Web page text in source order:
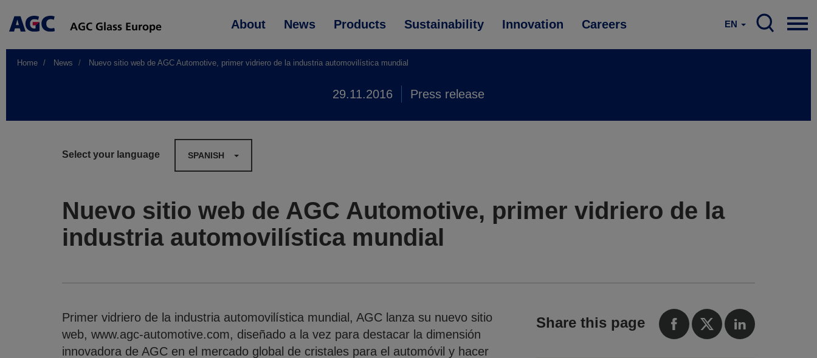
Main
About News Products Sustainability Innovation Careers EN
Home News Nuevo sitio web de AGC Automotive, primer vidriero de la industria automovilística mundial
29.11.2016 Press release
Select your language SPANISH
Nuevo sitio web de AGC Automotive, primer vidriero de la
industria automovilística mundial
Primer vidriero de la industria automovilística mundial, AGC lanza su nuevo sitio
web, www.agc-automotive.com, diseñado a la vez para destacar la dimensión
innovadora de AGC en el mercado global de cristales para el automóvil y hacer
Share this page